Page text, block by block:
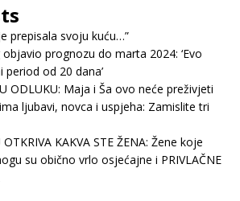
prepisala svoju kuću…”
prognozu do marta 2024: ‘Evo
period od 20 dana’
ODLUKU: Maja i Ša ovo neće preživjeti
ljubavi, novca i uspjeha: Zamislite tri
KAKVA STE ŽENA: Žene koje
su obično vrlo osjećajne i PRIVLAČNE